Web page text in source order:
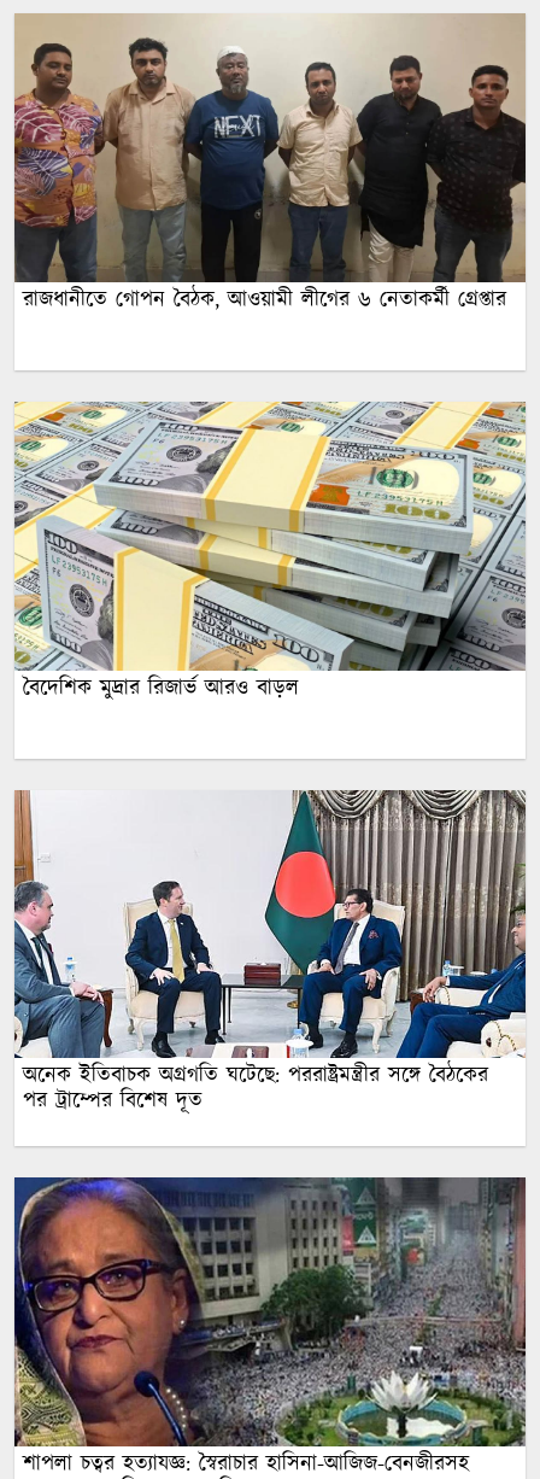
রাজধানীতে গোপন বৈঠক, আওয়ামী লীগের ৬ নেতাকর্মী গ্রেপ্তার
বৈদেশিক মুদ্রার রিজার্ভ আরও বাড়ল
অনেক ইতিবাচক অগ্রগতি ঘটেছে: পররাষ্ট্রমন্ত্রীর সঙ্গে বৈঠকের
পর ট্রাম্পের বিশেষ দূত
শাপলা চত্বর হত্যাযজ্ঞ: স্বৈরাচার হাসিনা-আজিজ-বেনজীরসহ